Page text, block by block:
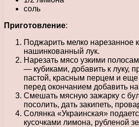
соль
Приготовление:
Поджарить мелко нарезанное
нашинкованный лук.
Нарезать мясо узкими
— кубиками, добавить к луку,
пастой, красным перцем и еще
перед окончанием добавить
Смешать мясную зажарку с
посолить, дать закипеть,
Солянка «Украинская»
кусочками лимона, рубленой